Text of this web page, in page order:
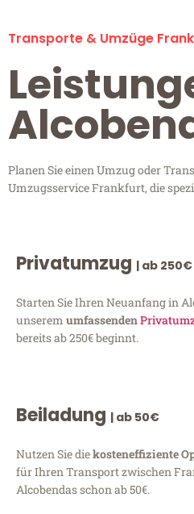
Transporte & Umzüge
Planen Sie einen Umzug oder
Umzugsservice Frankfurt, die
Privatumzug | ab 250€
Starten Sie Ihren Neuanfang in
unserem umfassenden
bereits ab 250€ beginnt.
Beiladung | ab 50€
Nutzen Sie diekosteneffiziente
für Ihren Transport zwischen
Alcobendas schon ab 50€.